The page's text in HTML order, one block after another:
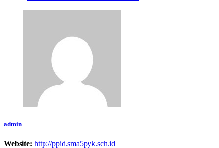
admin
Website: http://ppid.sma5pyk.sch.id